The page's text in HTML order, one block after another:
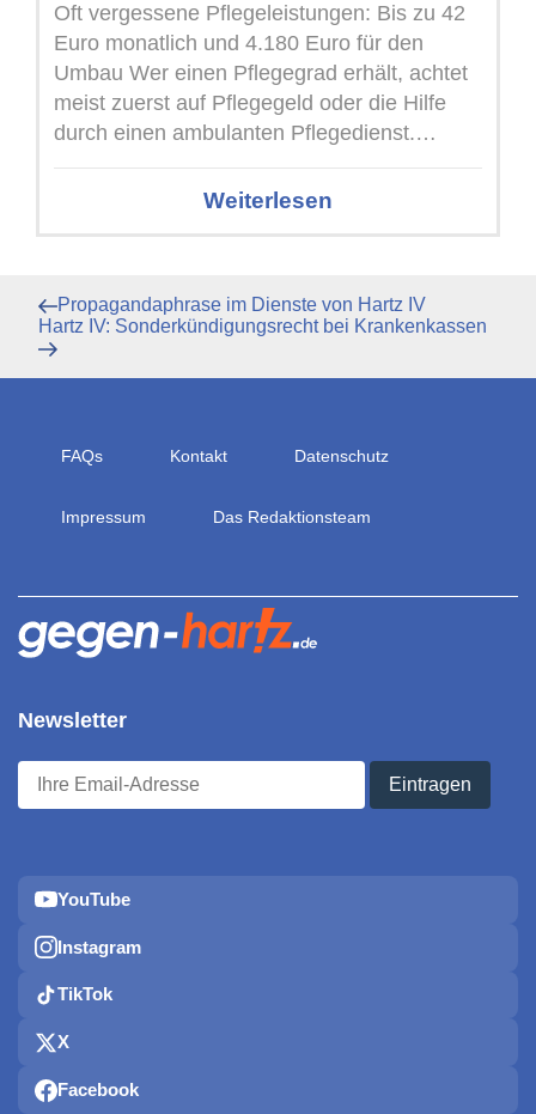
Oft vergessene Pflegeleistungen: Bis zu 42
Euro monatlich und 4.180 Euro für den
Umbau Wer einen Pflegegrad erhält, achtet
meist zuerst auf Pflegegeld oder die Hilfe
durch einen ambulanten Pflegedienst.
Daneben ...
Weiterlesen
Beitragsnavigation
Vorheriger
Beitrag
Propagandaphrase im Dienste von Hartz IV
Nächster
Beitrag
Hartz IV: Sonderkündigungsrecht bei Krankenkassen
FAQs Kontakt Datenschutz
Impressum Das Redaktionsteam
Newsletter
YouTube
Instagram
TikTok
X
Facebook